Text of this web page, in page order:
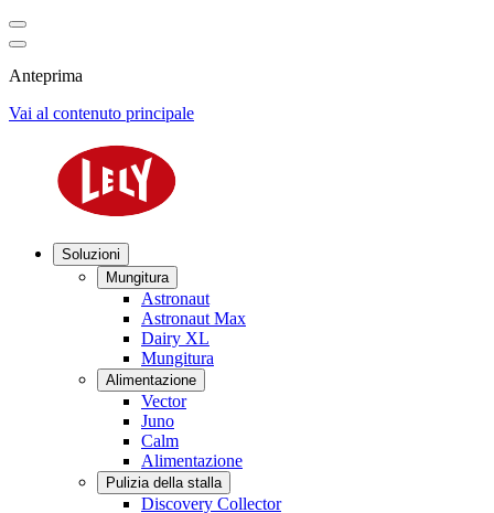
Anteprima
Vai al contenuto principale
Soluzioni
Mungitura
Astronaut
Astronaut Max
Dairy XL
Mungitura
Alimentazione
Vector
Juno
Calm
Alimentazione
Pulizia della stalla
Discovery Collector